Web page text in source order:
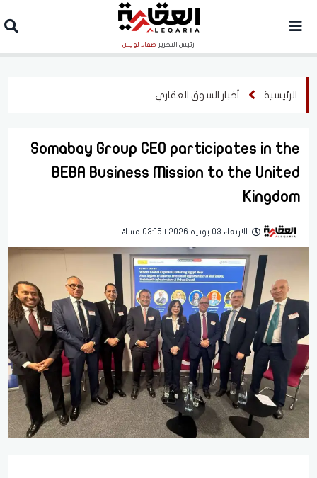
رئيس التحرير صفاء لويس
الرئيسية أخبار السوق العقاري
Somabay Group CEO participates in the
BEBA Business Mission to the United
Kingdom
الاربعاء 03 يونية 2026 | 03:15 مساءً